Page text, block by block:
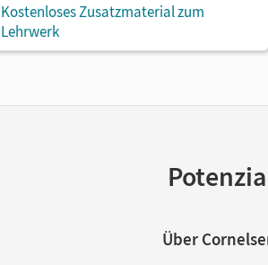
Kostenloses Zusatzmaterial zum
Lehrwerk
Über